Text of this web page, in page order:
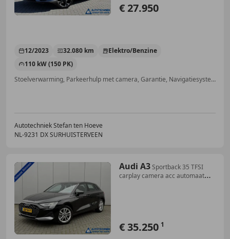
€ 27.950
12/2023 32.080 km
Elektro/Benzine
110 kW (150 PK)
Stoelverwarming, Parkeerhulp met camera, Garantie, Navigatiesysteem, Alarm, Sfeerverlichting, Airbag bestuurder, Parkeerhulp voor
Autotechniek Stefan ten Hoeve
NL-9231 DX SURHUISTERVEEN
Audi A3Sportback 35 TFSI
carplay camera acc automaat
€ 35.250 1